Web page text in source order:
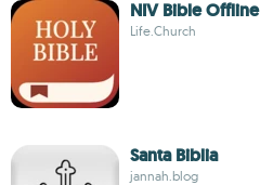
NIV Bible Offline
Life.Church
Santa Biblia
jannah.blog